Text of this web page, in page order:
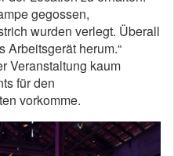
gegossen,
wurden verlegt. Überall
Arbeitsgerät herum.“
Veranstaltung kaum
für den
vorkomme.